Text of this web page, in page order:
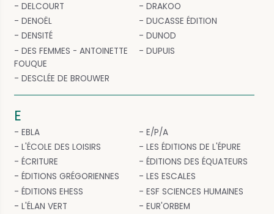
DELCOURT
DENOËL
DENSITÉ
DES FEMMES - ANTOINETTE
FOUQUE
DESCLÉE DE BROUWER
DRAKOO
DUCASSE ÉDITION
DUNOD
DUPUIS
E
EBLA
L'ÉCOLE DES LOISIRS
ÉCRITURE
ÉDITIONS GRÉGORIENNES
ÉDITIONS EHESS
L'ÉLAN VERT
E/P/A
LES ÉDITIONS DE L'ÉPURE
ÉDITIONS DES ÉQUATEURS
LES ESCALES
ESF SCIENCES HUMAINES
EUR'ORBEM